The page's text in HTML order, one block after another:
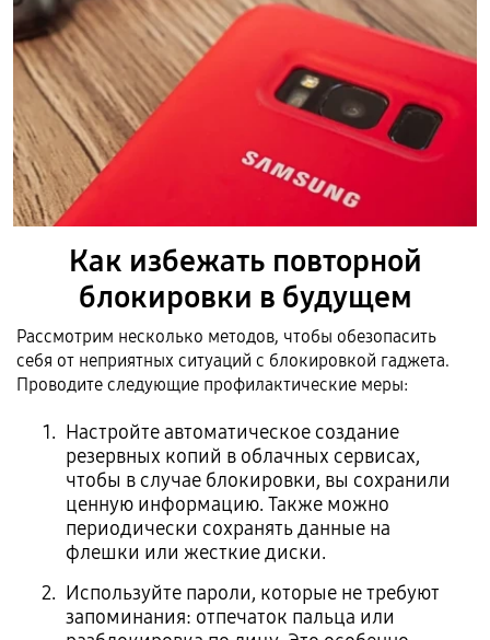
Как избежать повторной
блокировки в будущем
Рассмотрим несколько методов, чтобы обезопасить
себя от неприятных ситуаций с блокировкой гаджета.
Проводите следующие профилактические меры:
Настройте автоматическое создание
резервных копий в облачных сервисах,
чтобы в случае блокировки, вы сохранили
ценную информацию. Также можно
периодически сохранять данные на
флешки или жесткие диски.
Используйте пароли, которые не требуют
запоминания: отпечаток пальца или